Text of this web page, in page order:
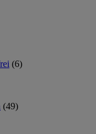
(6)
(49)